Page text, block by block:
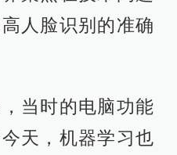
人脸识别的准确
当时的电脑功能
天，机器学习也